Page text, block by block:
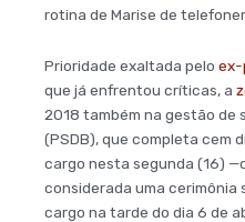
rotina de Marise de
Prioridade exaltada pelo ex-
que já enfrentou críticas, a
2018 também na gestão de
(PSDB), que completa cem
cargo nesta segunda (16)
considerada uma cerimônia
cargo na tarde do dia 6 de